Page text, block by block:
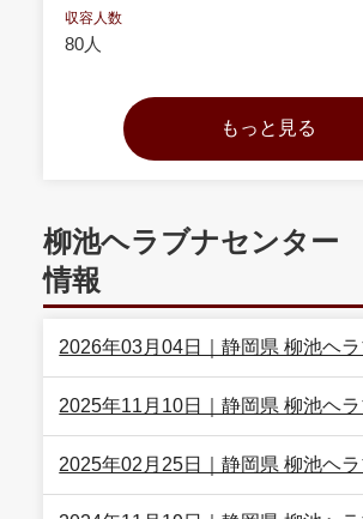
収容人数
80人
柳池ヘラブナセンター
情報
2026年03月04日｜静岡県 柳池ヘ
2025年11月10日｜静岡県 柳池ヘ
2025年02月25日｜静岡県 柳池ヘ